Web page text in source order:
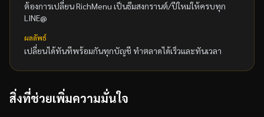
ต้องการเปลี่ยน RichMenu เป็นธีมสงกรานต์/ปีใหม่ให้ครบทุก
LINE@
ผลลัพธ์
เปลี่ยนได้ทันทีพร้อมกันทุกบัญชี ทำตลาดได้เร็วและทันเวลา
สิ่งที่ช่วยเพิ่มความมั่นใจ